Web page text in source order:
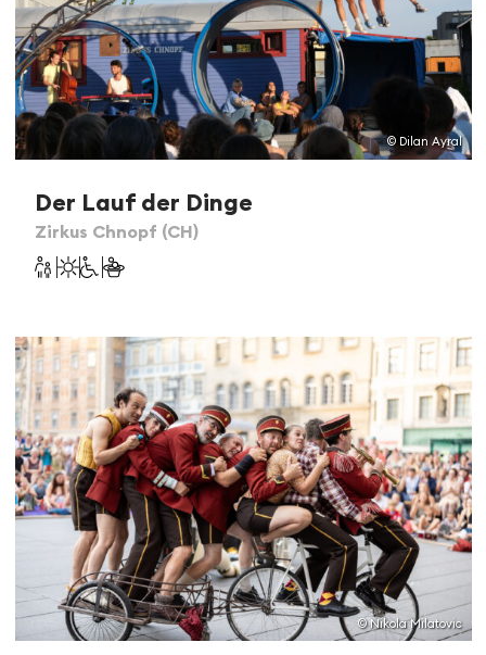
© Dilan Ayral
Der Lauf der Dinge
Zirkus Chnopf (CH)
© Nikola Milatovic